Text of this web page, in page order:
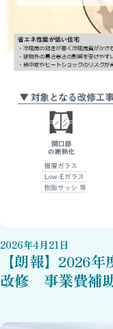
2026年4月21 日
【朗報】2026
改修 事業費補